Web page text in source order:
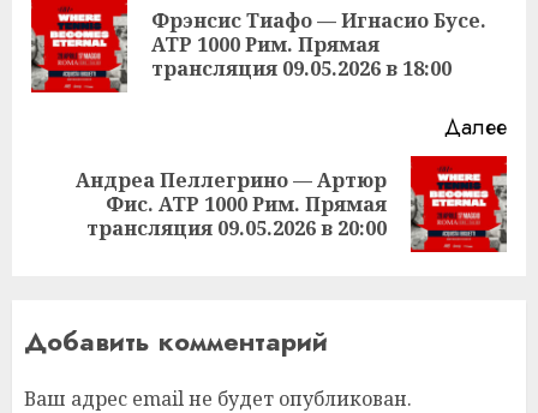
чтение
Фрэнсис Тиафо — Игнасио Бусе.
ATP 1000 Рим. Прямая
трансляция 09.05.2026 в 18:00
Далее
Следующая
запись:
Андреа Пеллегрино — Артюр
Фис. ATP 1000 Рим. Прямая
трансляция 09.05.2026 в 20:00
Добавить комментарий
Ваш адрес email не будет опубликован.